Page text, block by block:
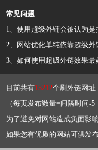
常见问题
1、使用超级外链会被认为是
2、网站优化单纯依靠超级外
3、如何使用超级外链效果最
目前共有13212个刷外链网址
（每页发布数量=间隔时间-
为了避免对网站造成负面影
如果您有优质的网站可供发